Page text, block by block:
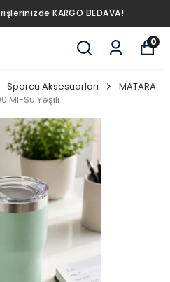
KARGO BEDAVA!
0
Sporcu Aksesuarları
MATARA
Ml-Su Yeşili